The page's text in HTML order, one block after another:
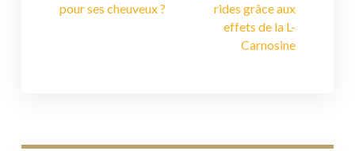
pour ses cheuveux ?
rides grâce aux
effets de la L-
Carnosine